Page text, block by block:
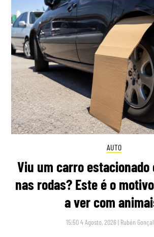
AUTO
Viu um carro estacionado
nas rodas? Este é o
a ver com
15:50 4 Agosto, 2026 | Rubén